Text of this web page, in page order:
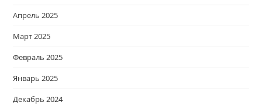
Апрель 2025
Март 2025
Февраль 2025
Январь 2025
Декабрь 2024